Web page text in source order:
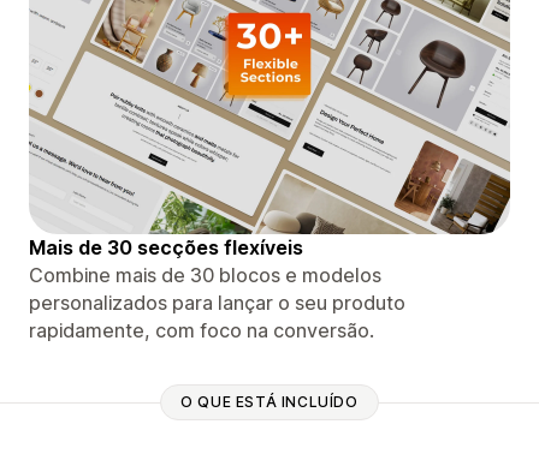
Mais de 30 secções flexíveis
Combine mais de 30 blocos e modelos
personalizados para lançar o seu produto
rapidamente, com foco na conversão.
O QUE ESTÁ INCLUÍDO